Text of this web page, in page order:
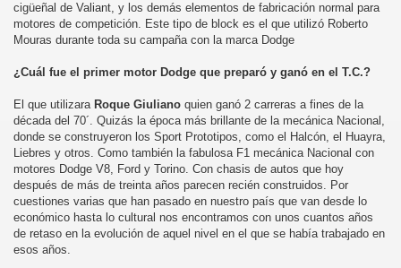
cigüeñal de Valiant, y los demás elementos de fabricación normal para
motores de competición. Este tipo de block es el que utilizó Roberto
Mouras durante toda su campaña con la marca Dodge
¿Cuál fue el primer motor Dodge que preparó y ganó en el T.C.?
El que utilizara Roque Giuliano quien ganó 2 carreras a fines de la
década del 70´. Quizás la época más brillante de la mecánica Nacional,
donde se construyeron los Sport Prototipos, como el Halcón, el Huayra,
Liebres y otros. Como también la fabulosa F1 mecánica Nacional con
motores Dodge V8, Ford y Torino. Con chasis de autos que hoy
después de más de treinta años parecen recién construidos. Por
cuestiones varias que han pasado en nuestro país que van desde lo
económico hasta lo cultural nos encontramos con unos cuantos años
de retaso en la evolución de aquel nivel en el que se había trabajado en
esos años.